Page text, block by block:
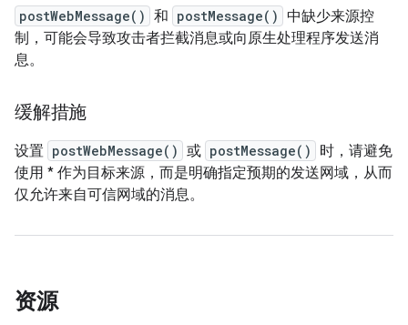
postWebMessage() 和 postMessage() 中缺少来源控
制，可能会导致攻击者拦截消息或向原生处理程序发送消
息。
缓解措施
设置 postWebMessage() 或 postMessage()
时，请避免
使用 * 作为目标来源，而是明确指定预期的发送网域，从而
仅允许来自可信网域的消息。
资源